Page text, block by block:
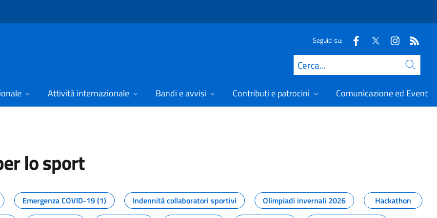
Seguici su:
Cerca
Attività internazionale Bandi e avvisi Contributi e patrocini Comunicazione ed Eventi
lo sport
dal Dipartimento per lo sport
Emergenza COVID-19 (1) Indennità collaboratori sportivi Olimpiadi invernali 2026
Hackathon